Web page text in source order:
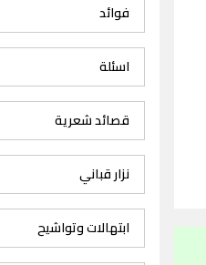
فوائد
اسئلة
قصائد شعرية
نزار قباني
ابتهالات وتواشيح